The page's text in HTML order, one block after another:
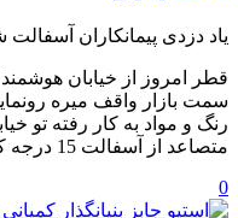
یاد دزدی پیمانکاران آسفالت
قطر امروز از خیابان
سمت بازار واقف میره
رنگ و مواد به کار رفته تو
متصاعد از آسفالت 15 درجه کمتر بشه
0